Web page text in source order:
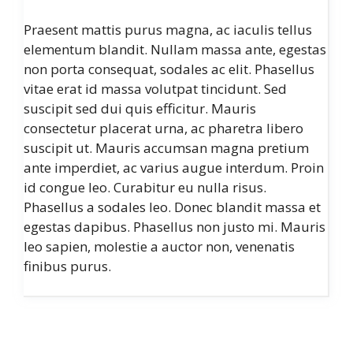
Praesent mattis purus magna, ac iaculis tellus
elementum blandit. Nullam massa ante, egestas
non porta consequat, sodales ac elit. Phasellus
vitae erat id massa volutpat tincidunt. Sed
suscipit sed dui quis efficitur. Mauris
consectetur placerat urna, ac pharetra libero
suscipit ut. Mauris accumsan magna pretium
ante imperdiet, ac varius augue interdum. Proin
id congue leo. Curabitur eu nulla risus.
Phasellus a sodales leo. Donec blandit massa et
egestas dapibus. Phasellus non justo mi. Mauris
leo sapien, molestie a auctor non, venenatis
finibus purus.